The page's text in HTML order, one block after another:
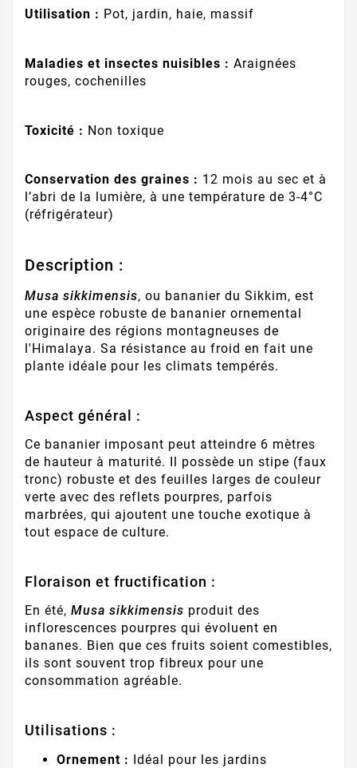
Utilisation : Pot, jardin, haie, massif
Maladies et insectes nuisibles : Araignées
rouges, cochenilles
Toxicité : Non toxique
Conservation des graines : 12 mois au sec et à
l’abri de la lumière, à une température de 3-4°C
(réfrigérateur)
Description :
Musa sikkimensis, ou bananier du Sikkim, est
une espèce robuste de bananier ornemental
originaire des régions montagneuses de
l'Himalaya. Sa résistance au froid en fait une
plante idéale pour les climats tempérés.
Aspect général :
Ce bananier imposant peut atteindre 6 mètres
de hauteur à maturité. Il possède un stipe (faux
tronc) robuste et des feuilles larges de couleur
verte avec des reflets pourpres, parfois
marbrées, qui ajoutent une touche exotique à
tout espace de culture.
Floraison et fructification :
En été, Musa sikkimensis produit des
inflorescences pourpres qui évoluent en
bananes. Bien que ces fruits soient comestibles,
ils sont souvent trop fibreux pour une
consommation agréable.
Utilisations :
Ornement : Idéal pour les jardins